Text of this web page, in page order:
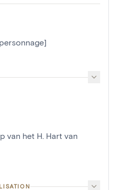
van het H. Hart van